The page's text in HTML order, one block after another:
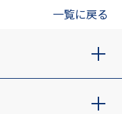
一覧に戻る